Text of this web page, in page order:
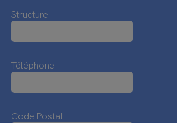
Structure
Téléphone
Code Postal